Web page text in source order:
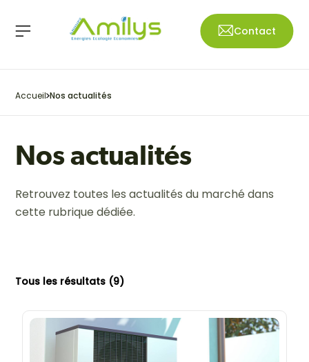
Contact
Accueil Nos actualités
Nos actualités
Retrouvez toutes les actualités du marché dans
cette rubrique dédiée.
Tous les résultats (9)